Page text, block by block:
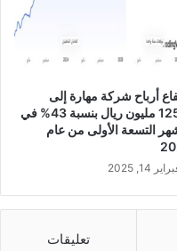
أرباح شركة مهارة إلى
125.5 مليون ريال بنسبة 43% في
التسعة الأولى من عام
14, 2025
تعليقات